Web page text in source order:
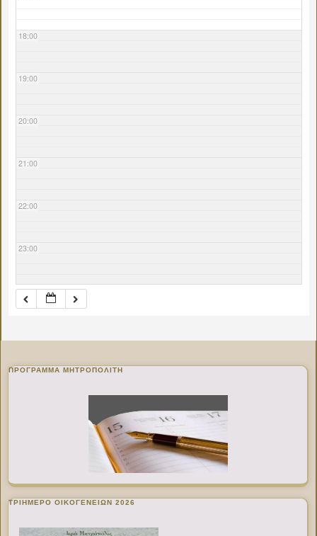
18:00
19:00
20:00
21:00
22:00
23:00
ΠΡΌΓΡΑΜΜΑ ΜΗΤΡΟΠΟΛΊΤΗ
ΤΡΙΗΜΕΡΟ ΟΙΚΟΓΕΝΕΙΩΝ 2026